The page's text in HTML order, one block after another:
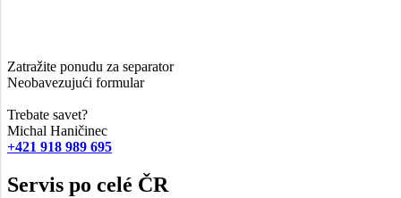
Zatražite ponudu za separator
Neobavezujući formular
Trebate savet?
Michal Haničinec
+421 918 989 695
Servis po celé ČR